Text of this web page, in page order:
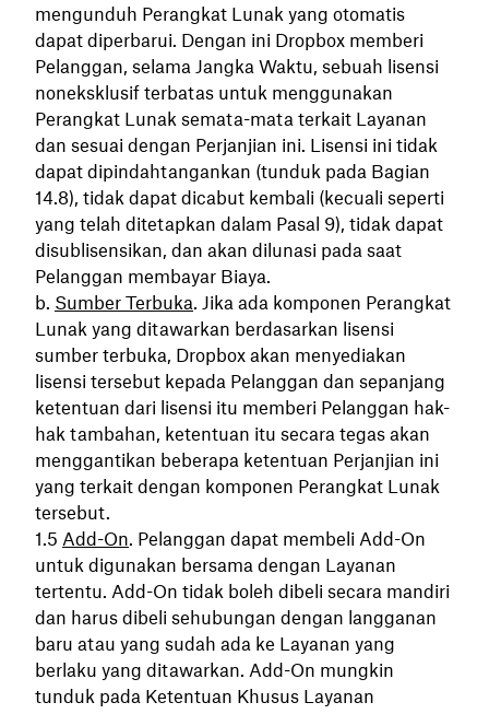
mengunduh Perangkat Lunak yang otomatis
dapat diperbarui. Dengan ini Dropbox memberi
Pelanggan, selama Jangka Waktu, sebuah lisensi
noneksklusif terbatas untuk menggunakan
Perangkat Lunak semata-mata terkait Layanan
dan sesuai dengan Perjanjian ini. Lisensi ini tidak
dapat dipindahtangankan (tunduk pada Bagian
14.8), tidak dapat dicabut kembali (kecuali seperti
yang telah ditetapkan dalam Pasal 9), tidak dapat
disublisensikan, dan akan dilunasi pada saat
Pelanggan membayar Biaya.
Sumber Terbuka. Jika ada komponen Perangkat
Lunak yang ditawarkan berdasarkan lisensi
sumber terbuka, Dropbox akan menyediakan
lisensi tersebut kepada Pelanggan dan sepanjang
ketentuan dari lisensi itu memberi Pelanggan hak-
hak tambahan, ketentuan itu secara tegas akan
menggantikan beberapa ketentuan Perjanjian ini
yang terkait dengan komponen Perangkat Lunak
tersebut.
Add-On. Pelanggan dapat membeli Add-On
untuk digunakan bersama dengan Layanan
tertentu. Add-On tidak boleh dibeli secara mandiri
dan harus dibeli sehubungan dengan langganan
baru atau yang sudah ada ke Layanan yang
berlaku yang ditawarkan. Add-On mungkin
tunduk pada Ketentuan Khusus Layanan